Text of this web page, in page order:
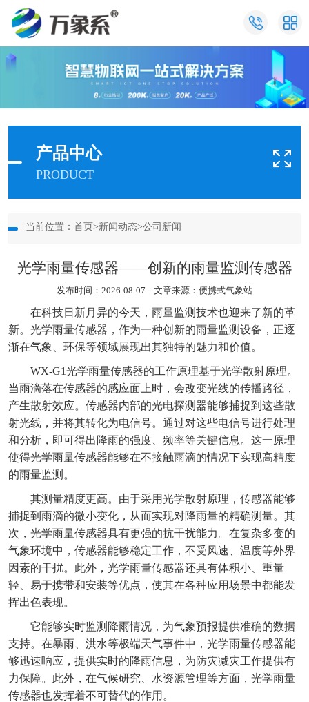
产品中心
PRODUCT
当前位置： 首页 >新闻动态>公司新闻
光学雨量传感器——创新的雨量监测传感器
发布时间：2026-08-07 文章来源： 便携式气象站
在科技日新月异的今天，雨量监测技术也迎来了新的革
新。光学雨量传感器，作为一种创新的雨量监测设备，正逐
渐在气象、环保等领域展现出其独特的魅力和价值。
WX-G1光学雨量传感器的工作原理基于光学散射原理。
当雨滴落在传感器的感应面上时，会改变光线的传播路径，
产生散射效应。传感器内部的光电探测器能够捕捉到这些散
射光线，并将其转化为电信号。通过对这些电信号进行处理
和分析，即可得出降雨的强度、频率等关键信息。这一原理
使得光学雨量传感器能够在不接触雨滴的情况下实现高精度
的雨量监测。
其测量精度更高。由于采用光学散射原理，传感器能够
捕捉到雨滴的微小变化，从而实现对降雨量的精确测量。其
次，光学雨量传感器具有更强的抗干扰能力。在复杂多变的
气象环境中，传感器能够稳定工作，不受风速、温度等外界
因素的干扰。此外，光学雨量传感器还具有体积小、重量
轻、易于携带和安装等优点，使其在各种应用场景中都能发
挥出色表现。
它能够实时监测降雨情况，为气象预报提供准确的数据
支持。在暴雨、洪水等极端天气事件中， 光学雨量传感器能
够迅速响应，提供实时的降雨信息，为防灾减灾工作提供有
力保障。此外，在气候研究、水资源管理等方面，光学雨量
传感器也发挥着不可替代的作用。